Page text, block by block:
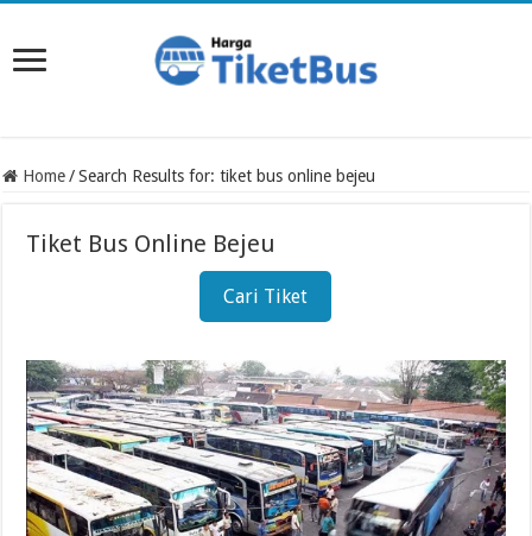
Home / Search Results for: tiket bus online bejeu
Tiket Bus Online Bejeu
Cari Tiket